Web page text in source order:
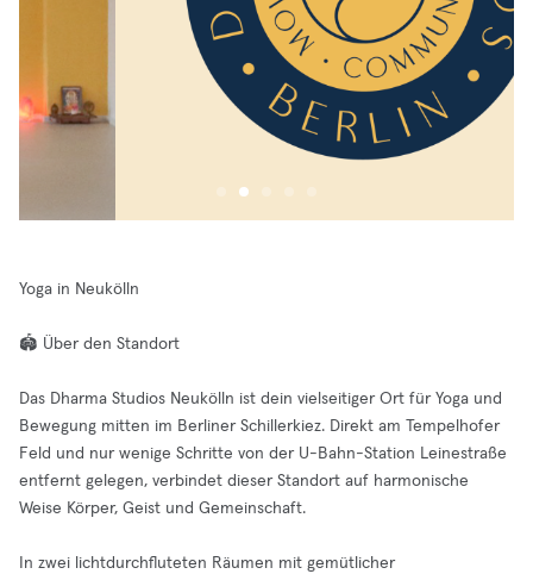
Yoga in Neukölln
🏟️ Über den Standort
Das Dharma Studios Neukölln ist dein vielseitiger Ort für Yoga und
Bewegung mitten im Berliner Schillerkiez. Direkt am Tempelhofer
Feld und nur wenige Schritte von der U-Bahn-Station Leinestraße
entfernt gelegen, verbindet dieser Standort auf harmonische
Weise Körper, Geist und Gemeinschaft.
In zwei lichtdurchfluteten Räumen mit gemütlicher